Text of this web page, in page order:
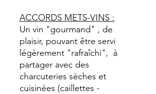
ACCORDS METS-VINS :
Un vin "gourmand" , de
plaisir, pouvant être servi
légèrement "rafraîchi", à
partager avec des
charcuteries sèches et
cuisinées (caillettes -